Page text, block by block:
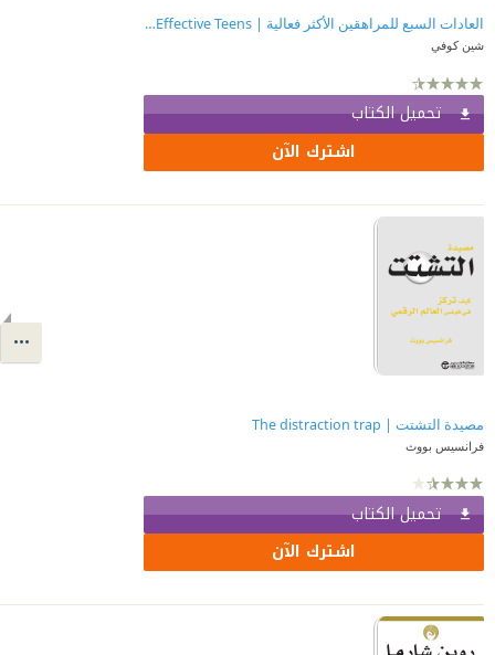
العادات السبع للمراهقين الأكثر فعالية | ‎The ‎7‎ Habits Of Highly Effective Teens‎
شين كوفي
تحميل الكتاب
اشترك الآن
مصيدة التشتت | The distraction trap
فرانسيس بووث
تحميل الكتاب
اشترك الآن